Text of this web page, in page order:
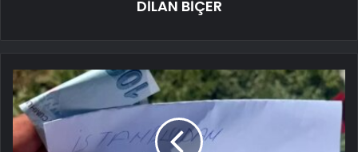
DİLAN BİÇER